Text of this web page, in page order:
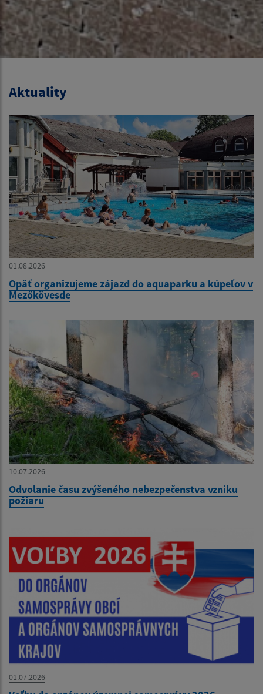
Aktuality
01.08.2026
Opäť organizujeme zájazd do aquaparku a kúpeľov v
Mezőkövesde
10.07.2026
Odvolanie času zvýšeného nebezpečenstva vzniku
požiaru
01.07.2026